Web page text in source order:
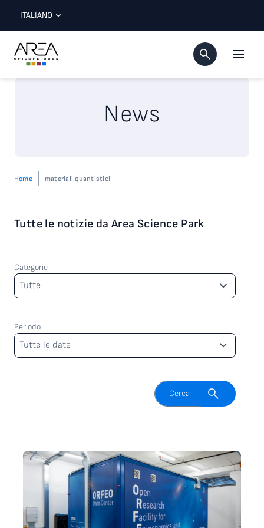
ITALIANO
News
Home materiali quantistici
Tutte le notizie da Area Science Park
Categorie
Categorie
Tutte
Periodo
Periodo
Tutte le date
Attiva il campo di ricerca